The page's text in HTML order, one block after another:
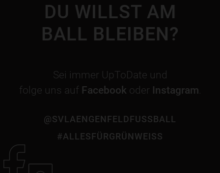
DU WILLST AM
BALL BLEIBEN?
Sei immer UpToDate und
folge uns auf Facebook oder Instagram
@SVLAENGENFELDFUSSBALL
#ALLESFÜRGRÜNWEISS